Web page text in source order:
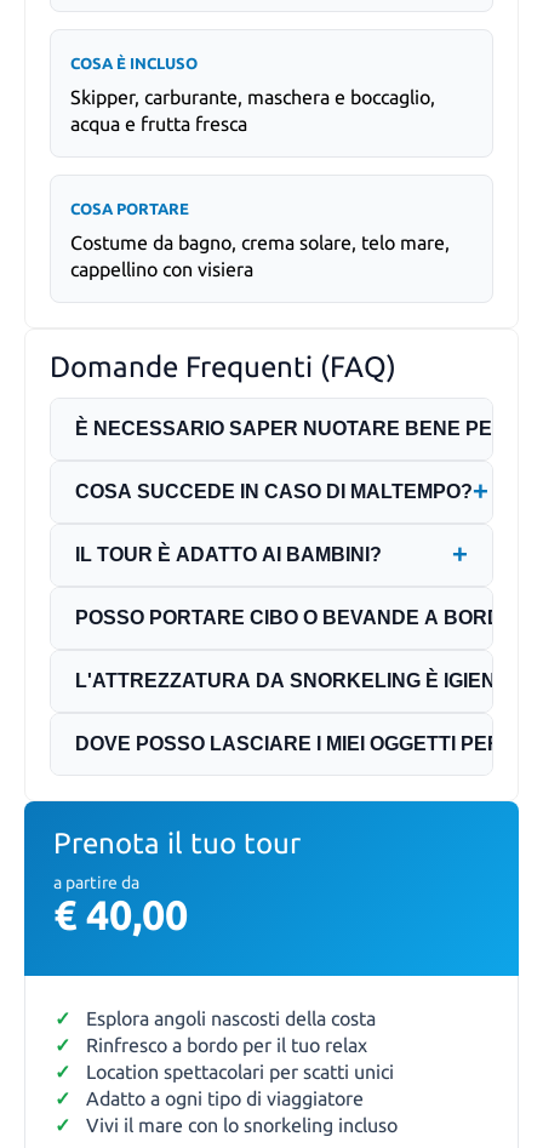
COSA È INCLUSO
Skipper, carburante, maschera e boccaglio,
acqua e frutta fresca
COSA PORTARE
Costume da bagno, crema solare, telo mare,
cappellino con visiera
Domande Frequenti (FAQ)
È NECESSARIO SAPER NUOTARE BENE PER
COSA SUCCEDE IN CASO DI MALTEMPO?+
IL TOUR È ADATTO AI BAMBINI? +
POSSO PORTARE CIBO O BEVANDE A BORDO?
L'ATTREZZATURA DA SNORKELING È
DOVE POSSO LASCIARE I MIEI OGGETTI
Prenota il tuo tour
a partire da
€ 40,00
Esplora angoli nascosti della costa
Rinfresco a bordo per il tuo relax
Location spettacolari per scatti unici
Adatto a ogni tipo di viaggiatore
Vivi il mare con lo snorkeling incluso